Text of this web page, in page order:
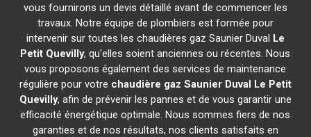
vous fournirons un devis détaillé avant de commencer les
travaux. Notre équipe de plombiers est formée pour
intervenir sur toutes les chaudières gaz Saunier Duval Le
Petit Quevilly, qu'elles soient anciennes ou récentes. Nous
vous proposons également des services de maintenance
régulière pour votre chaudière gaz Saunier Duval Le Petit
Quevilly, afin de prévenir les pannes et de vous garantir une
efficacité énergétique optimale. Nous sommes fiers de nos
garanties et de nos résultats, nos clients satisfaits en